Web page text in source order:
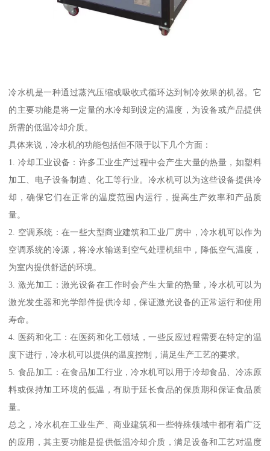
冷水机是一种通过蒸汽压缩或吸收式循环达到制冷效果的机器。它
的主要功能是将一定量的水冷却到设定的温度，为设备或产品提供
所需的低温冷却介质。
具体来说，冷水机的功能包括但不限于以下几个方面：
1. 冷却工业设备：许多工业生产过程中会产生大量的热量，如塑料
加工、电子设备制造、化工等行业。冷水机可以为这些设备提供冷
却，确保它们在正常的温度范围内运行，提高生产效率和产品质
量。
2. 空调系统：在一些大型商业建筑和工业厂房中，冷水机可以作为
空调系统的冷源，将冷水输送到空气处理机组中，降低空气温度，
为室内提供舒适的环境。
3. 激光加工：激光设备在工作时会产生大量的热量，冷水机可以为
激光发生器和光学部件提供冷却，保证激光设备的正常运行和使用
寿命。
4. 医药和化工：在医药和化工领域，一些反应过程需要在特定的温
度下进行，冷水机可以提供的温度控制，满足生产工艺的要求。
5. 食品加工：在食品加工行业，冷水机可以用于冷却食品、冷冻原
料或保持加工环境的低温，有助于延长食品的保质期和保证食品质
量。
总之，冷水机在工业生产、商业建筑和一些特殊领域中都有着广泛
的应用，其主要功能是提供低温冷却介质，满足设备和工艺对温度